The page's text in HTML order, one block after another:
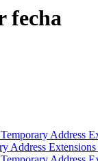
fecha
Address